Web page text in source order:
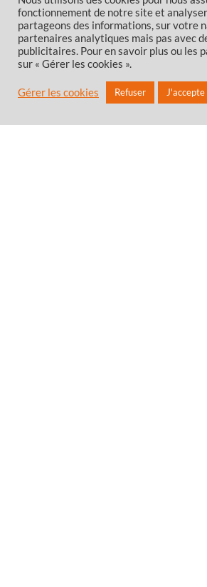
fonctionnement de notre site et
partageons des informations, sur votre
partenaires analytiques mais pas avec
publicitaires. Pour en savoir plus ou les
sur « Gérer les cookies ».
Gérer les cookies Refuser